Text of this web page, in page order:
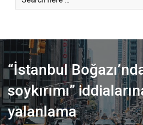
“İstanbul
soykırımı”
yalanlama